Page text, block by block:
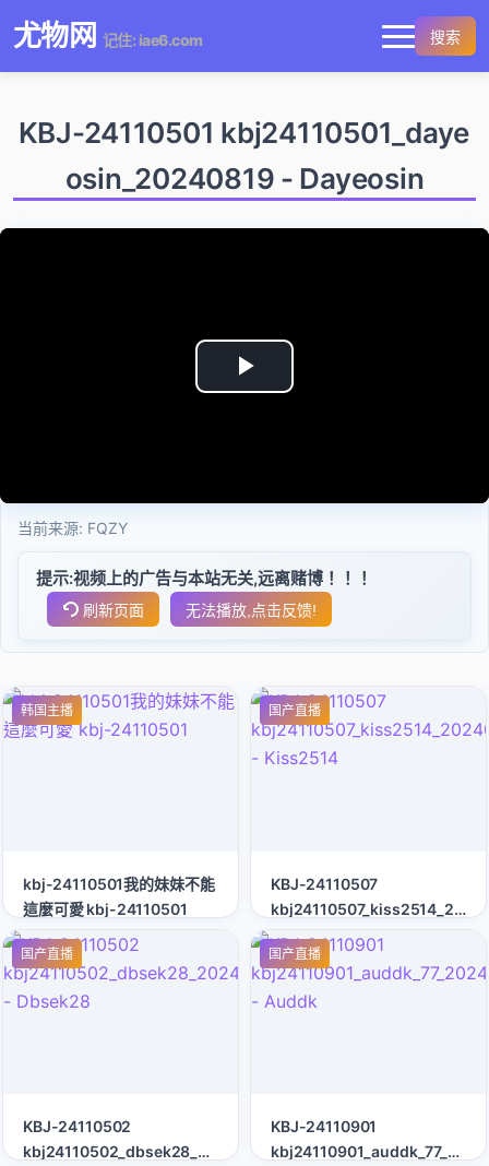
尤物网 记住: iae6.com 搜索
KBJ-24110501 kbj24110501_daye
osin_20240819 - Dayeosin
Play
当前来源: FQZY
提示:视频上的广告与本站无关,远离赌博！！！
刷新页面 无法播放,点击反馈!
韩国主播
kbj-24110501我的妹妹不能
這麼可愛 kbj-24110501
国产直播
KBJ-24110507
- Kiss2514
国产直播
KBJ-24110502
kbj24110502_dbsek28_20240819
国产直播
KBJ-24110901